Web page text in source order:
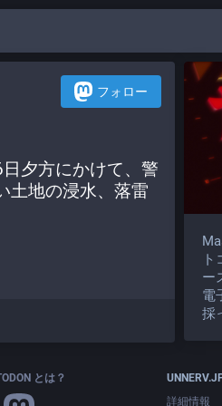
フォロー
夕方にかけて、警
土地の浸水、落雷
ー
電
採
とは？
詳細情報